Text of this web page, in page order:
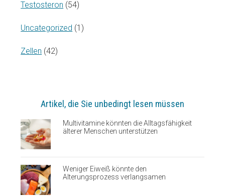
Testosteron (54)
Uncategorized (1)
Zellen (42)
Artikel, die Sie unbedingt lesen müssen
Multivitamine könnten die Alltagsfähigkeit
älterer Menschen unterstützen
Weniger Eiweiß könnte den
Alterungsprozess verlangsamen